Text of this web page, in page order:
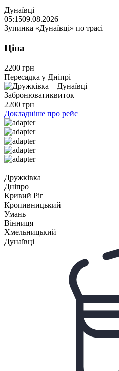
Дунаївці
05:1509.08.2026
Зупинка «Дунаївці» по трасі
Ціна
2200 грн
Пересадка у Дніпрі
Забронюватиквиток
2200 грн
Докладніше про рейс
Дружківка
Дніпро
Кривий Ріг
Кропивницький
Умань
Вінниця
Хмельницький
Дунаївці